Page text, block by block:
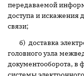
передаваемой
доступа и искажения
связи;
б) доставка
головного узла
документооборота,